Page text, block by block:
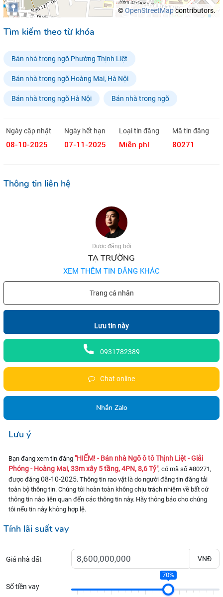
©OpenStreetMapcontributors.
Tìm kiếm theo từ khóa
Bán nhà trong ngõ Phường Thịnh Liệt
Bán nhà trong ngõ Hoàng Mai, Hà Nội
Bán nhà trong ngõ Hà Nội Bán nhà trong ngõ
Ngày cập nhật
08-10-2025
Ngày hết hạn
07-11-2025
Loại tin đăng
Miễn phí
Mã tin đăng
80271
Thông tin liên hệ
Được đăng bởi
TẠ TRƯỜNG
XEM THÊM TIN ĐĂNG KHÁC
Trang cá nhân
Lưu tin này
0931782389
Chat online
Nhắn Zalo
Lưu ý
Bạn đang xem tin đăng "HIẾM! - Bán nhà Ngõ ô tô Thịnh Liệt - Giải
Phóng - Hoàng Mai, 33m xây 5 tầng, 4PN, 8,6 Tỷ", có mã số #80271,
được đăng 08-10-2025. Thông tin rao vặt là do người đăng tin đăng tải
toàn bộ thông tin. Chúng tôi hoàn toàn không chịu trách nhiệm về bất cứ
thông tin nào liên quan đến các thông tin này. Hãy thông báo cho chúng
tôi nếu tin này không hợp lệ.
Tính lãi suất vay
Giá nhà đất VNĐ
Số tiền vay
70%